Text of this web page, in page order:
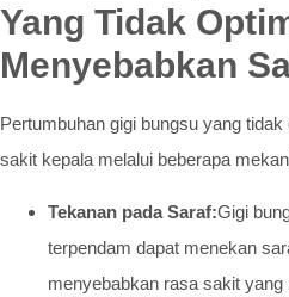
Yang Tidak
Menyebabkan
Pertumbuhan gigi bungsu yang
sakit kepala melalui beberapa
Tekanan pada Saraf:Gigi
terpendam dapat menekan
menyebabkan rasa sakit yang